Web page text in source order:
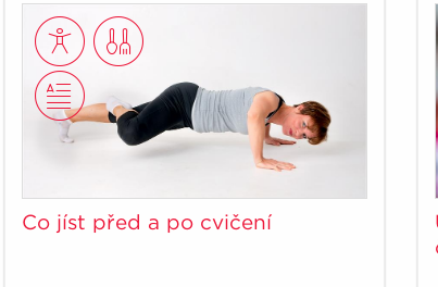
Co jíst před a po cvičení